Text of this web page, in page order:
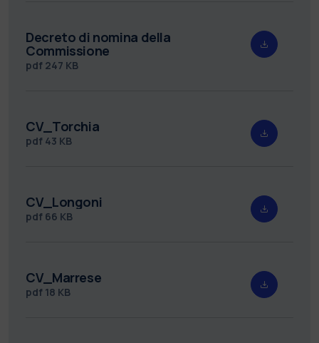
Decreto di nomina della
Commissione
pdf 247 KB
CV_Torchia
pdf 43 KB
CV_Longoni
pdf 66 KB
CV_Marrese
pdf 18 KB